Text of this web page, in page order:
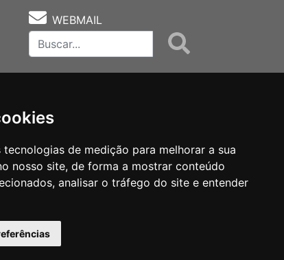
de medição para melhorar a sua
nosso site, de forma a mostrar conteúdo
analisar o tráfego do site e entender
WEBMAIL
Notas Técnicas Fale Conocsco